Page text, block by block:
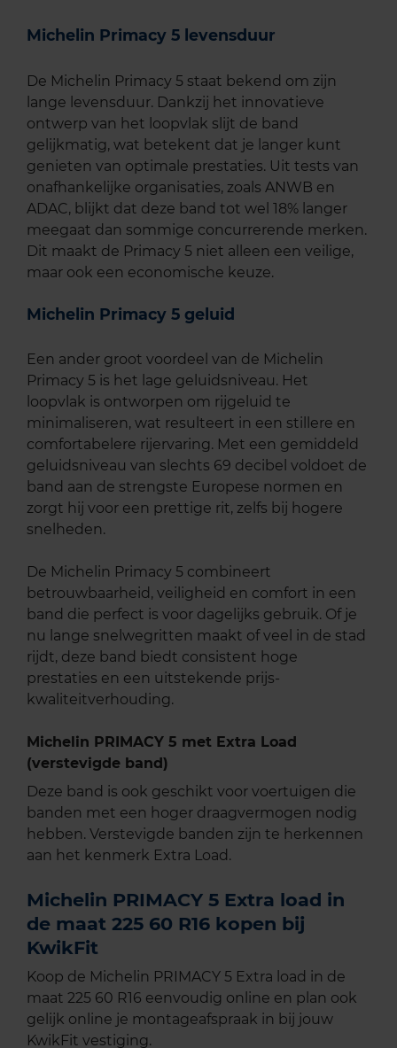
Michelin Primacy 5 levensduur
De Michelin Primacy 5 staat bekend om zijn
lange levensduur. Dankzij het innovatieve
ontwerp van het loopvlak slijt de band
gelijkmatig, wat betekent dat je langer kunt
genieten van optimale prestaties. Uit tests van
onafhankelijke organisaties, zoals ANWB en
ADAC, blijkt dat deze band tot wel 18% langer
meegaat dan sommige concurrerende merken.
Dit maakt de Primacy 5 niet alleen een veilige,
maar ook een economische keuze.
Michelin Primacy 5 geluid
Een ander groot voordeel van de Michelin
Primacy 5 is het lage geluidsniveau. Het
loopvlak is ontworpen om rijgeluid te
minimaliseren, wat resulteert in een stillere en
comfortabelere rijervaring. Met een gemiddeld
geluidsniveau van slechts 69 decibel voldoet de
band aan de strengste Europese normen en
zorgt hij voor een prettige rit, zelfs bij hogere
snelheden.
De Michelin Primacy 5 combineert
betrouwbaarheid, veiligheid en comfort in een
band die perfect is voor dagelijks gebruik. Of je
nu lange snelwegritten maakt of veel in de stad
rijdt, deze band biedt consistent hoge
prestaties en een uitstekende prijs-
kwaliteitverhouding.
Michelin PRIMACY 5 met Extra Load
(verstevigde band)
Deze band is ook geschikt voor voertuigen die
banden met een hoger draagvermogen nodig
hebben. Verstevigde banden zijn te herkennen
aan het kenmerk Extra Load.
Michelin PRIMACY 5 Extra load in
de maat 225 60 R16 kopen bij
KwikFit
Koop de Michelin PRIMACY 5 Extra load in de
maat 225 60 R16 eenvoudig online en plan ook
gelijk online je montageafspraak in bij jouw
KwikFit vestiging.